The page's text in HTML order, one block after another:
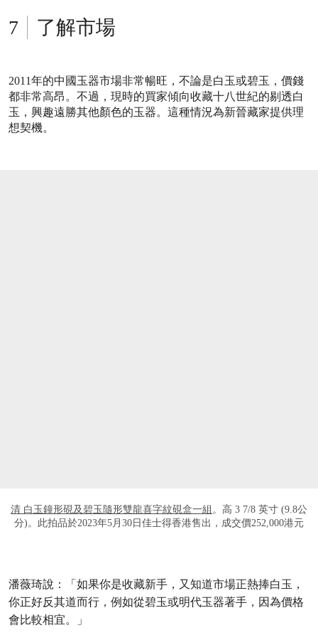
了解市場
2011年的中國玉器市場非常暢旺，不論是白玉或碧玉，價錢
都非常高昂。不過，現時的買家傾向收藏十八世紀的剔透白
玉，興趣遠勝其他顏色的玉器。這種情況為新晉藏家提供理
想契機。
清 白玉鐘形硯及碧玉隨形雙龍喜字紋硯盒一組 。高 3 7/8 英寸 (9.8公
分)。此拍品於2023年5月30日佳士得香港售出，成交價252,000港元
潘薇琦說：「如果你是收藏新手，又知道市場正熱捧白玉，
你正好反其道而行，例如從碧玉或明代玉器著手，因為價格
會比較相宜。」